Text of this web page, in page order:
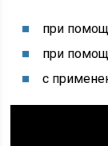
при
при
с